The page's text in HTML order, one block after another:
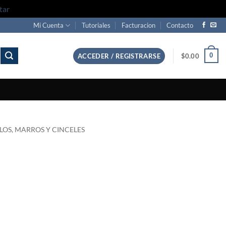
Mi Cuenta Tutoriales Facturacion Contacto
ACCEDER / REGISTRARSE $0.00 0
MARROS Y CINCELES